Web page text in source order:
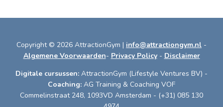
Copyright © 2026 AttractionGym | info@attractiongym.nl -
Algemene Voorwaarden- Privacy Policy- Disclaimer
Digitale cursussen: AttractionGym (Lifestyle Ventures BV) -
Coaching: AG Training & Coaching VOF
Commelinstraat 248, 1093VD Amsterdam - (+31) 085 130